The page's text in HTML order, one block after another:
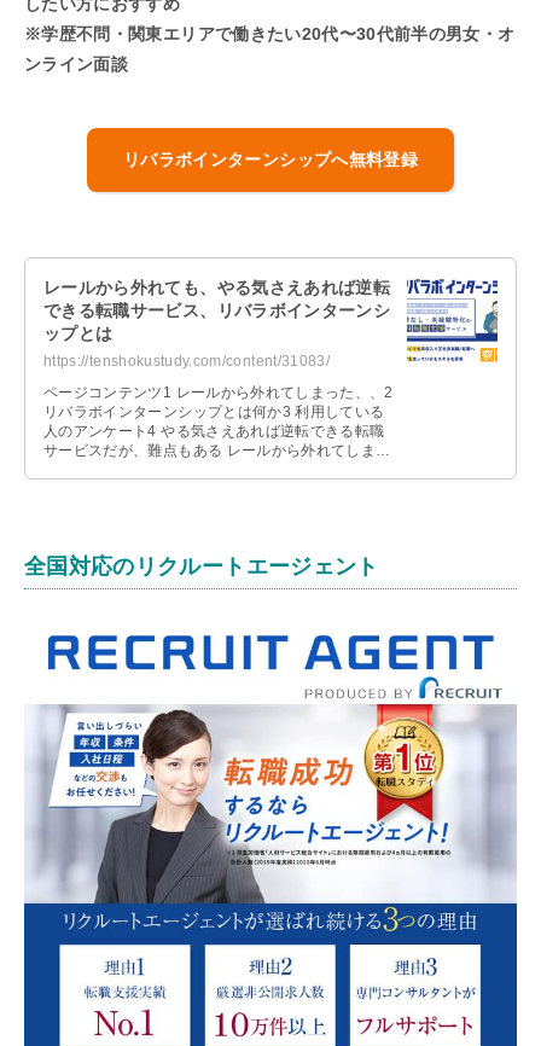
※学歴不問・関東エリアで働きたい20代〜30代前半の男女・オ
ンライン面談
リバラボインターンシップへ無料登録
レールから外れても、やる気さえあれば逆転
できる転職サービス、リバラボインターンシ
ップとは
https://tenshokustudy.com/content/31083/
ページコンテンツ1 レールから外れてしまった、、2
リバラボインターンシップとは何か3 利用している
人のアンケート4 やる気さえあれば逆転できる転職
サービスだが、難点もある レールから外れてしまっ
全国対応のリクルートエージェント